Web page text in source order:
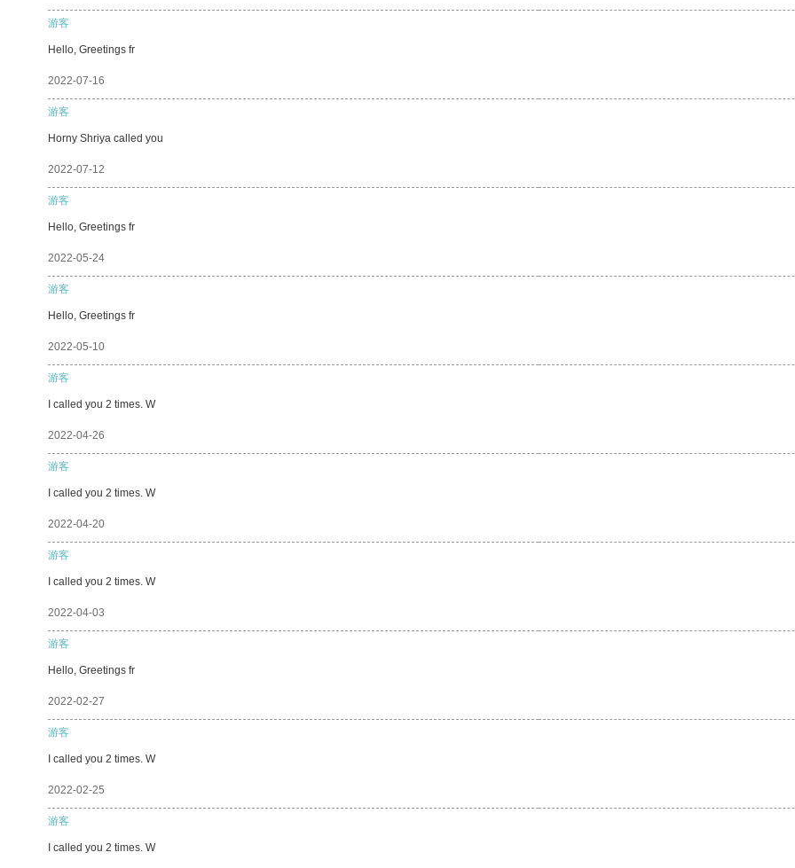
游客
Hello, Greetings fr
2022-07-16
游客
Horny Shriya called you
2022-07-12
游客
Hello, Greetings fr
2022-05-24
游客
Hello, Greetings fr
2022-05-10
游客
I called you 2 times. W
2022-04-26
游客
I called you 2 times. W
2022-04-20
游客
I called you 2 times. W
2022-04-03
游客
Hello, Greetings fr
2022-02-27
游客
I called you 2 times. W
2022-02-25
游客
I called you 2 times. W